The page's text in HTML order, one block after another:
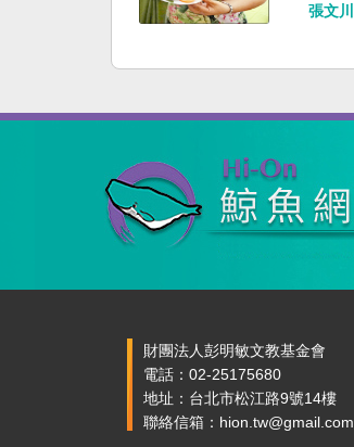
張文川
財團法人彭明敏文教基金會
電話：02-25175680
地址：台北市松江路9號14樓
聯絡信箱：hion.tw@gmail.com